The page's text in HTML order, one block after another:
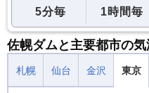
5分毎 1時間毎
佐幌ダムと主要都市の
札幌 仙台 金沢 東京